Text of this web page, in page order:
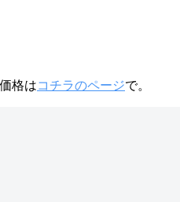
格はコチラのページで。